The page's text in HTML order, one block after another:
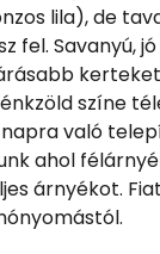
lila), de
fel. Savanyú,
színe
való
ahol
árnyékot.